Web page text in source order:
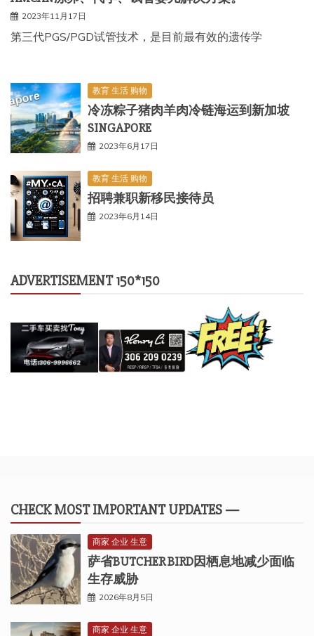
2023年11月17日
第三代PGS/PGD试管技术，是目前最有效的遗传学
教育 生活 购物
冷冻粽子猪肉羊肉冷链海运到新加坡
SINGAPORE
2023年6月17日
教育 生活 购物
招聘兼职新移民接待员
2023年6月14日
ADVERTISEMENT 150*150
CHECK MOST IMPORTANT UPDATES —
商家 企业 生意
萨省BUTCHER BIRD因栖息地减少面临
生存威胁
2026年8月5日
商家 企业 生意